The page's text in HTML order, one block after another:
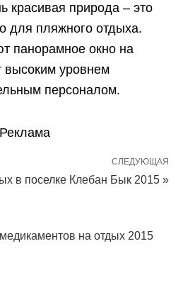
красивая природа – это
для пляжного отдыха.
панорамное окно на
уровнем
персоналом.
Реклама
СЛЕДУЮЩАЯ
в поселке Клебан Бык 2015 »
на отдых 2015